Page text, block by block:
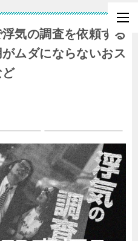
気の調査を依頼する
ムダにならないおス
ど